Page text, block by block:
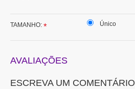
TAMANHO: Único
AVALIAÇÕES
ESCREVA UM COMENTÁRIO